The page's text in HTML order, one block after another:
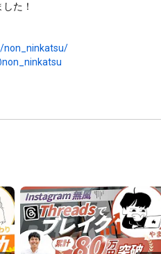
た！
non_ninkatsu/
ードマップ勉強会
方はこちら
Clau...